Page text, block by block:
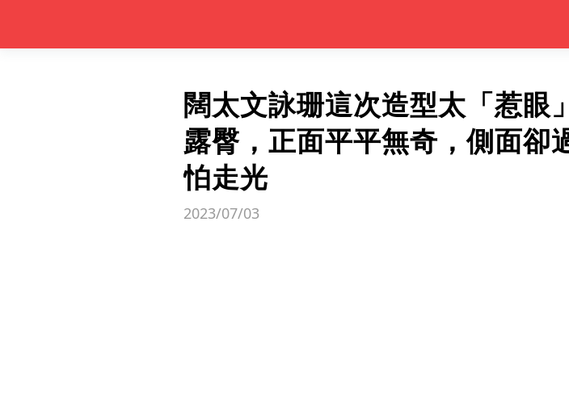
闊太文詠珊這次造型太「惹眼
露臀，正面平平無奇，側面卻
怕走光
2023/07/03